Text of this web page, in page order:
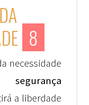
8
necessidade
segurança
a liberdade